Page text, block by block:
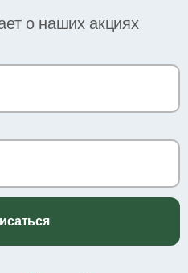
о наших акциях